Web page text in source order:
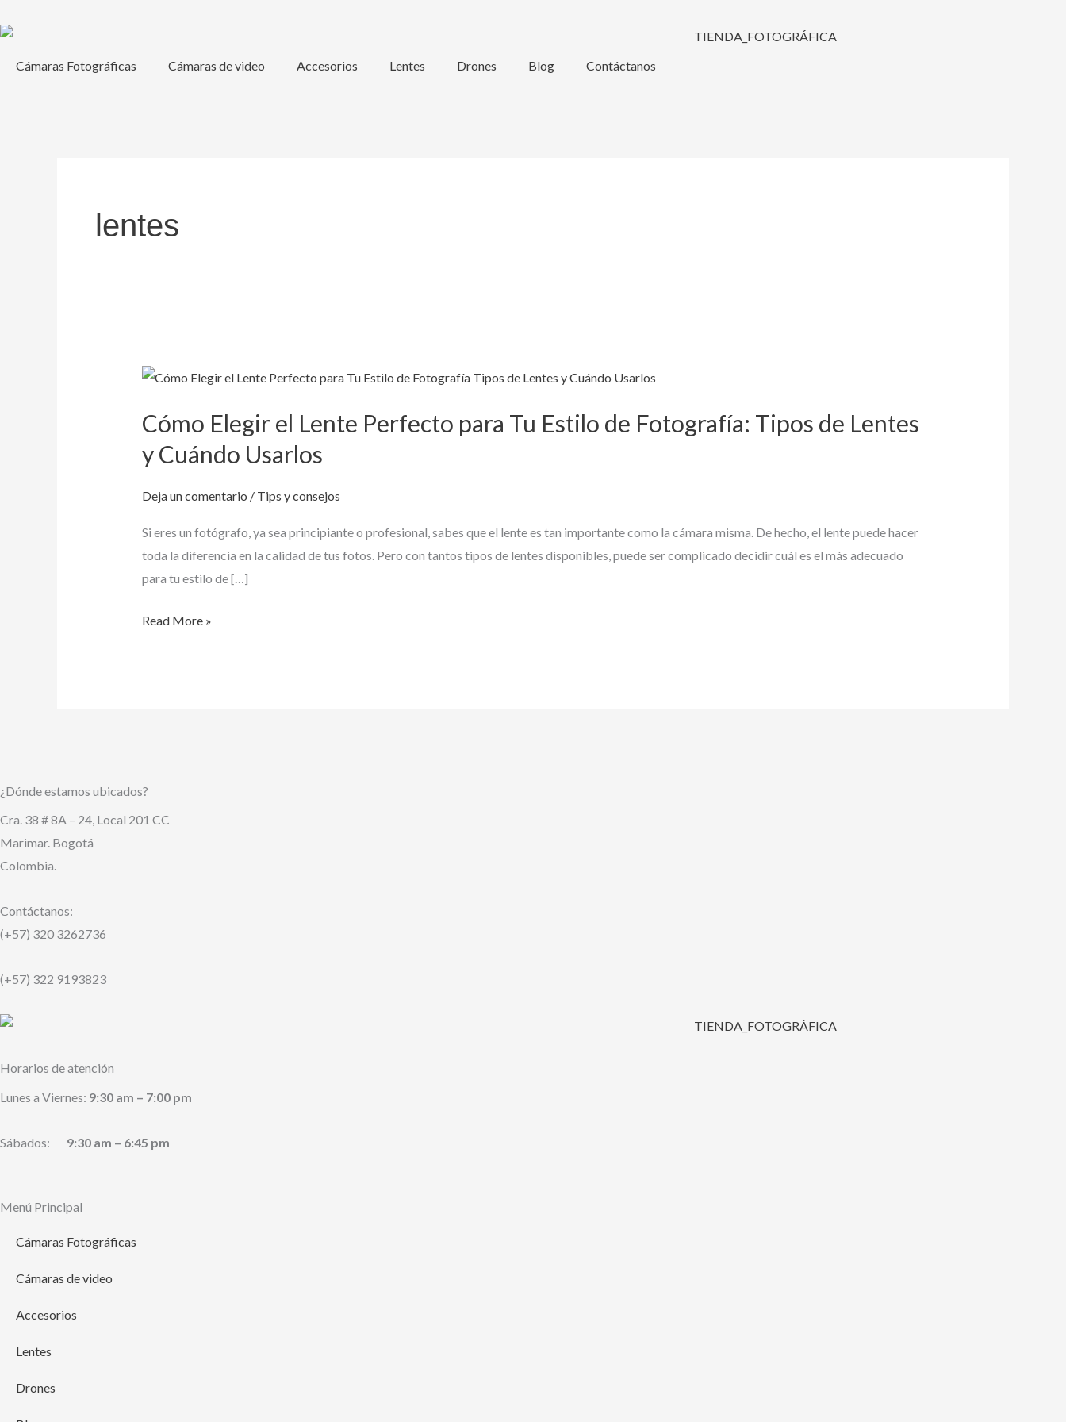
al
Cámaras Fotográficas Cámaras de video Accesorios Lentes Drones Blog Contáctanos
lentes
Cómo Elegir el Lente Perfecto para Tu Estilo de Fotografía: Tipos de Lentes
y Cuándo Usarlos
Deja un comentario / Tips y consejos
Si eres un fotógrafo, ya sea principiante o profesional, sabes que el lente es tan importante como la cámara misma. De hecho, el lente puede hacer
toda la diferencia en la calidad de tus fotos. Pero con tantos tipos de lentes disponibles, puede ser complicado decidir cuál es el más adecuado
para tu estilo de […]
Cómo
el
Lente
Perfecto
para
Estilo
de
Fotografía:
de
Read More »
¿Dónde estamos ubicados?
Cra. 38 # 8A – 24, Local 201 CC
Marimar. Bogotá
Colombia.
Contáctanos:
(+57) 320 3262736
(+57) 322 9193823
Horarios de atención
Lunes a Viernes: 9:30 am – 7:00 pm
Sábados: 9:30 am – 6:45 pm
Menú Principal
Cámaras Fotográficas
Cámaras de video
Accesorios
Lentes
Drones